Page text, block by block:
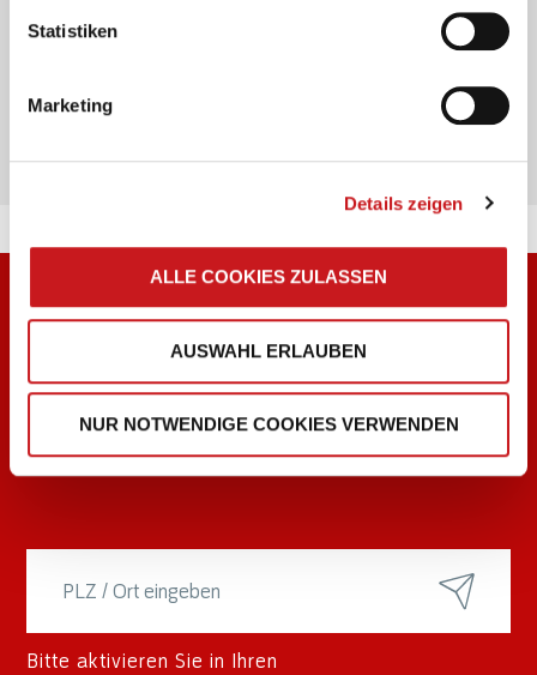
Statistiken
Marketing
Details zeigen
ALLE COOKIES ZULASSEN
AUSWAHL ERLAUBEN
NUR NOTWENDIGE COOKIES VERWENDEN
Finden Sie Fachhändler in Ihrer Nähe. Geben Sie
dazu Ihre Postleitzahl oder Ihren Ort ein.
Bitte aktivieren Sie in Ihren